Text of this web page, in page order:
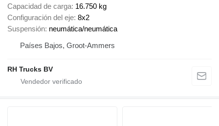
Capacidad de carga 16.750 kg
Configuración del eje 8x2
Suspensión neumática/neumática
Países Bajos, Groot-Ammers
RH Trucks BV